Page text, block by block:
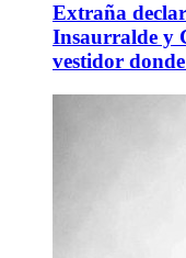
Extraña
Insaurralde y
vestidor